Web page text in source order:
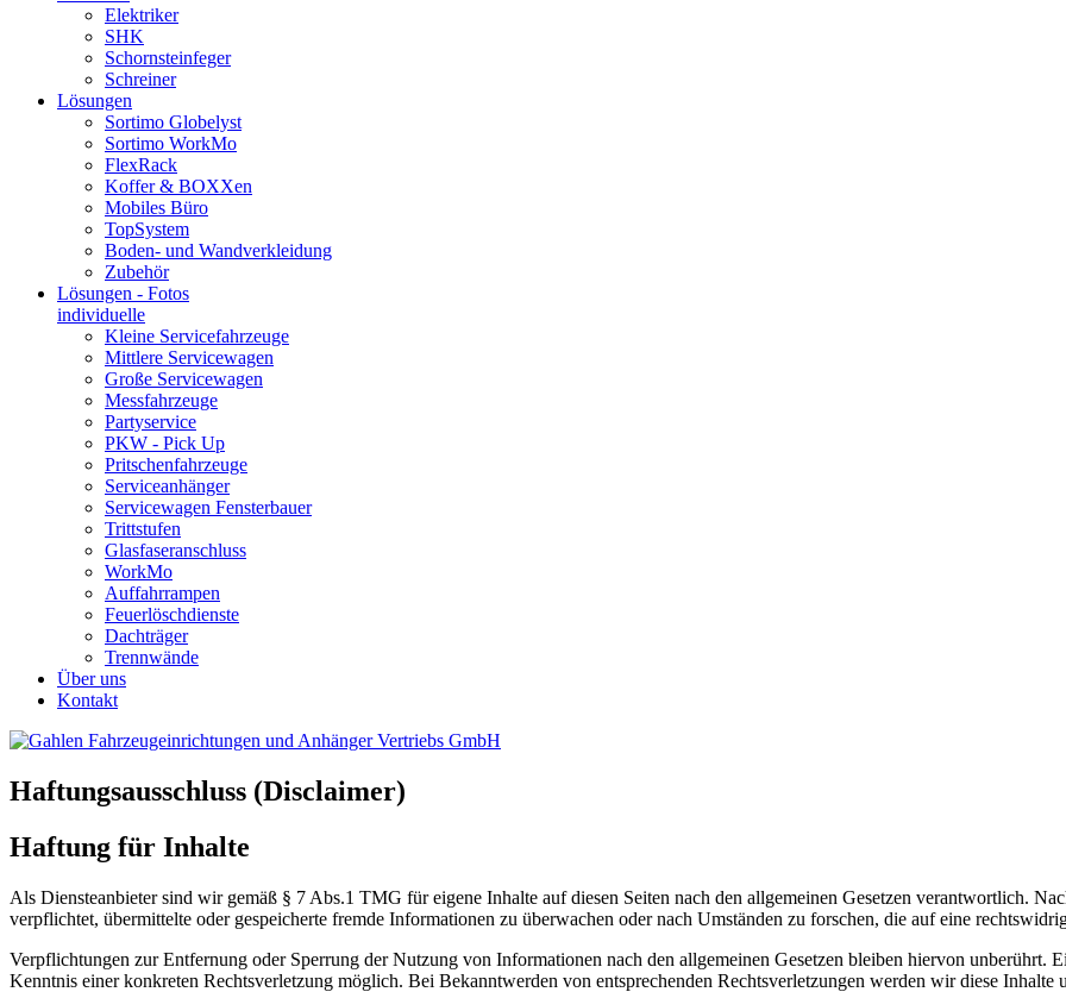
Elektriker
SHK
Schornsteinfeger
Schreiner
Lösungen
Sortimo Globelyst
Sortimo WorkMo
FlexRack
Koffer & BOXXen
Mobiles Büro
TopSystem
Boden- und Wandverkleidung
Zubehör
Lösungen - Fotos
individuelle
Kleine Servicefahrzeuge
Mittlere Servicewagen
Große Servicewagen
Messfahrzeuge
Partyservice
PKW - Pick Up
Pritschenfahrzeuge
Serviceanhänger
Servicewagen Fensterbauer
Trittstufen
Glasfaseranschluss
WorkMo
Auffahrrampen
Feuerlöschdienste
Dachträger
Trennwände
Über uns
Kontakt
Haftungsausschluss (Disclaimer)
Haftung für Inhalte
Als Diensteanbieter sind wir gemäß § 7 Abs.1 TMG für eigene Inhalte auf diesen Seiten nach den allgemeinen Gesetzen verantwortlich.
verpflichtet, übermittelte oder gespeicherte fremde Informationen zu überwachen oder nach Umständen zu forschen, die auf eine
Verpflichtungen zur Entfernung oder Sperrung der Nutzung von Informationen nach den allgemeinen Gesetzen bleiben hiervon unberührt.
Kenntnis einer konkreten Rechtsverletzung möglich. Bei Bekanntwerden von entsprechenden Rechtsverletzungen werden wir diese Inhalte